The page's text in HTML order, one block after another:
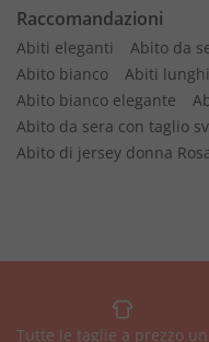
Raccomandazioni
Abiti eleganti Abito da
Abito bianco
Abiti
Abito bianco elegante
Abito da sera con taglio
Abito di jersey donna
Tutte le taglie a prezzo